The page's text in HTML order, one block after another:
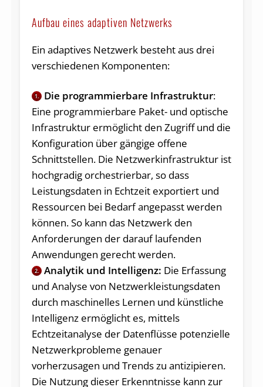
Aufbau eines adaptiven Netzwerks
Ein adaptives Netzwerk besteht aus drei
verschiedenen Komponenten:
1. Die programmierbare Infrastruktur:
Eine programmierbare Paket- und optische
Infrastruktur ermöglicht den Zugriff und die
Konfiguration über gängige offene
Schnittstellen. Die Netzwerkinfrastruktur ist
hochgradig orchestrierbar, so dass
Leistungsdaten in Echtzeit exportiert und
Ressourcen bei Bedarf angepasst werden
können. So kann das Netzwerk den
Anforderungen der darauf laufenden
Anwendungen gerecht werden.
2. Analytik und Intelligenz: Die Erfassung
und Analyse von Netzwerkleistungsdaten
durch maschinelles Lernen und künstliche
Intelligenz ermöglicht es, mittels
Echtzeitanalyse der Datenflüsse potenzielle
Netzwerkprobleme genauer
vorherzusagen und Trends zu antizipieren.
Die Nutzung dieser Erkenntnisse kann zur